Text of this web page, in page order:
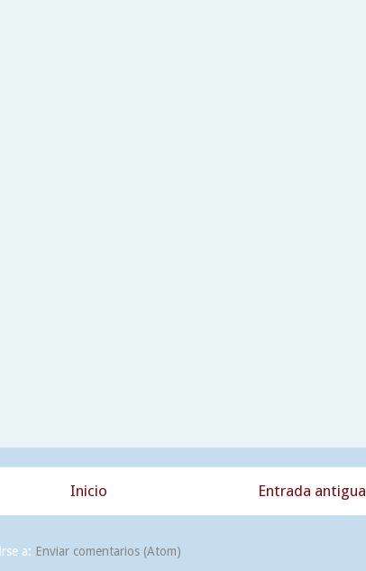
Entrada antigua
Inicio
a: Enviar comentarios (Atom)